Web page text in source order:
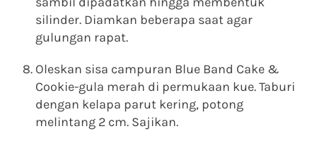
silinder. Diamkan beberapa saat agar
gulungan rapat.
Oleskan sisa campuran Blue Band Cake &
Cookie-gula merah di permukaan kue. Taburi
dengan kelapa parut kering, potong
melintang 2 cm. Sajikan.